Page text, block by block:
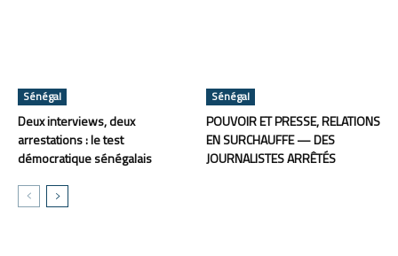
Sénégal
Deux interviews, deux
arrestations : le test
démocratique sénégalais
Sénégal
POUVOIR ET PRESSE, RELATIONS
EN SURCHAUFFE — DES
JOURNALISTES ARRÊTÉS